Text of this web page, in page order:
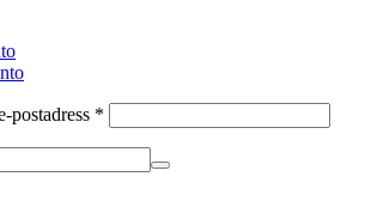
postadress *